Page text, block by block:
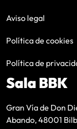
Aviso legal
Política de cookies
Política de
Sala BBK
Gran Vía de Don
Abando, 48001